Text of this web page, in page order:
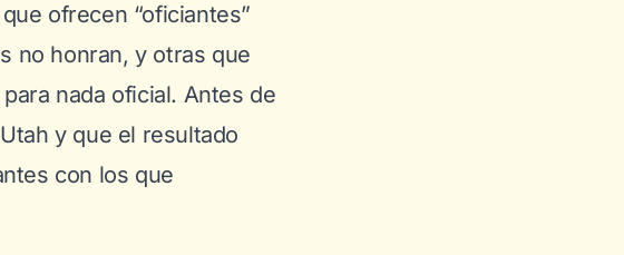
ofrecen “oficiantes”
no honran, y otras que
nada oficial. Antes de
y que el resultado
con los que